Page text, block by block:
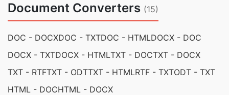
Document Converters (15)
DOC - DOCXDOC - TXTDOC - HTMLDOCX - DOC
DOCX - TXTDOCX - HTMLTXT - DOCTXT - DOCX
TXT - RTFTXT - ODTTXT - HTMLRTF - TXTODT - TXT
HTML - DOCHTML - DOCX